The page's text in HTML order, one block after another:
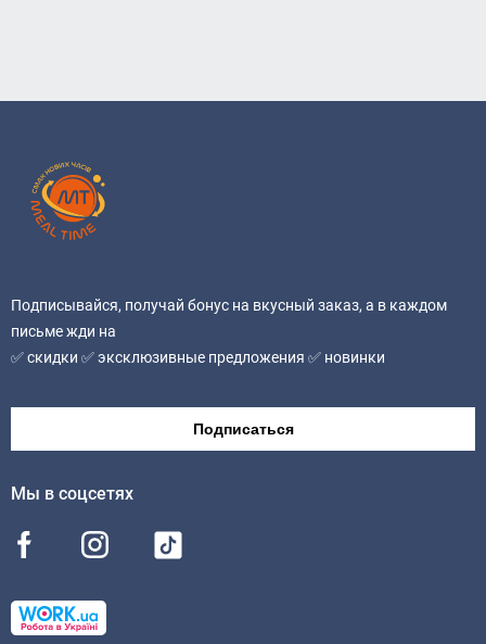
жиры – 9,25 g(г), в том числе насыщенные – 2,84 g(г),
Аллергены:
продукт содержит молочные продукты. Может
арахиса, семян кунжута.
Подписывайся, получай бонус на вкусный заказ, а в каждом
письме жди на
✅ скидки ✅ эксклюзивные предложения ✅ новинки
Подписаться
Мы в соцсетях